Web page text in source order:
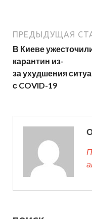
ПРЕДЫДУЩАЯ
В Киеве
карантин из-
за ухудшения
с COVID-19